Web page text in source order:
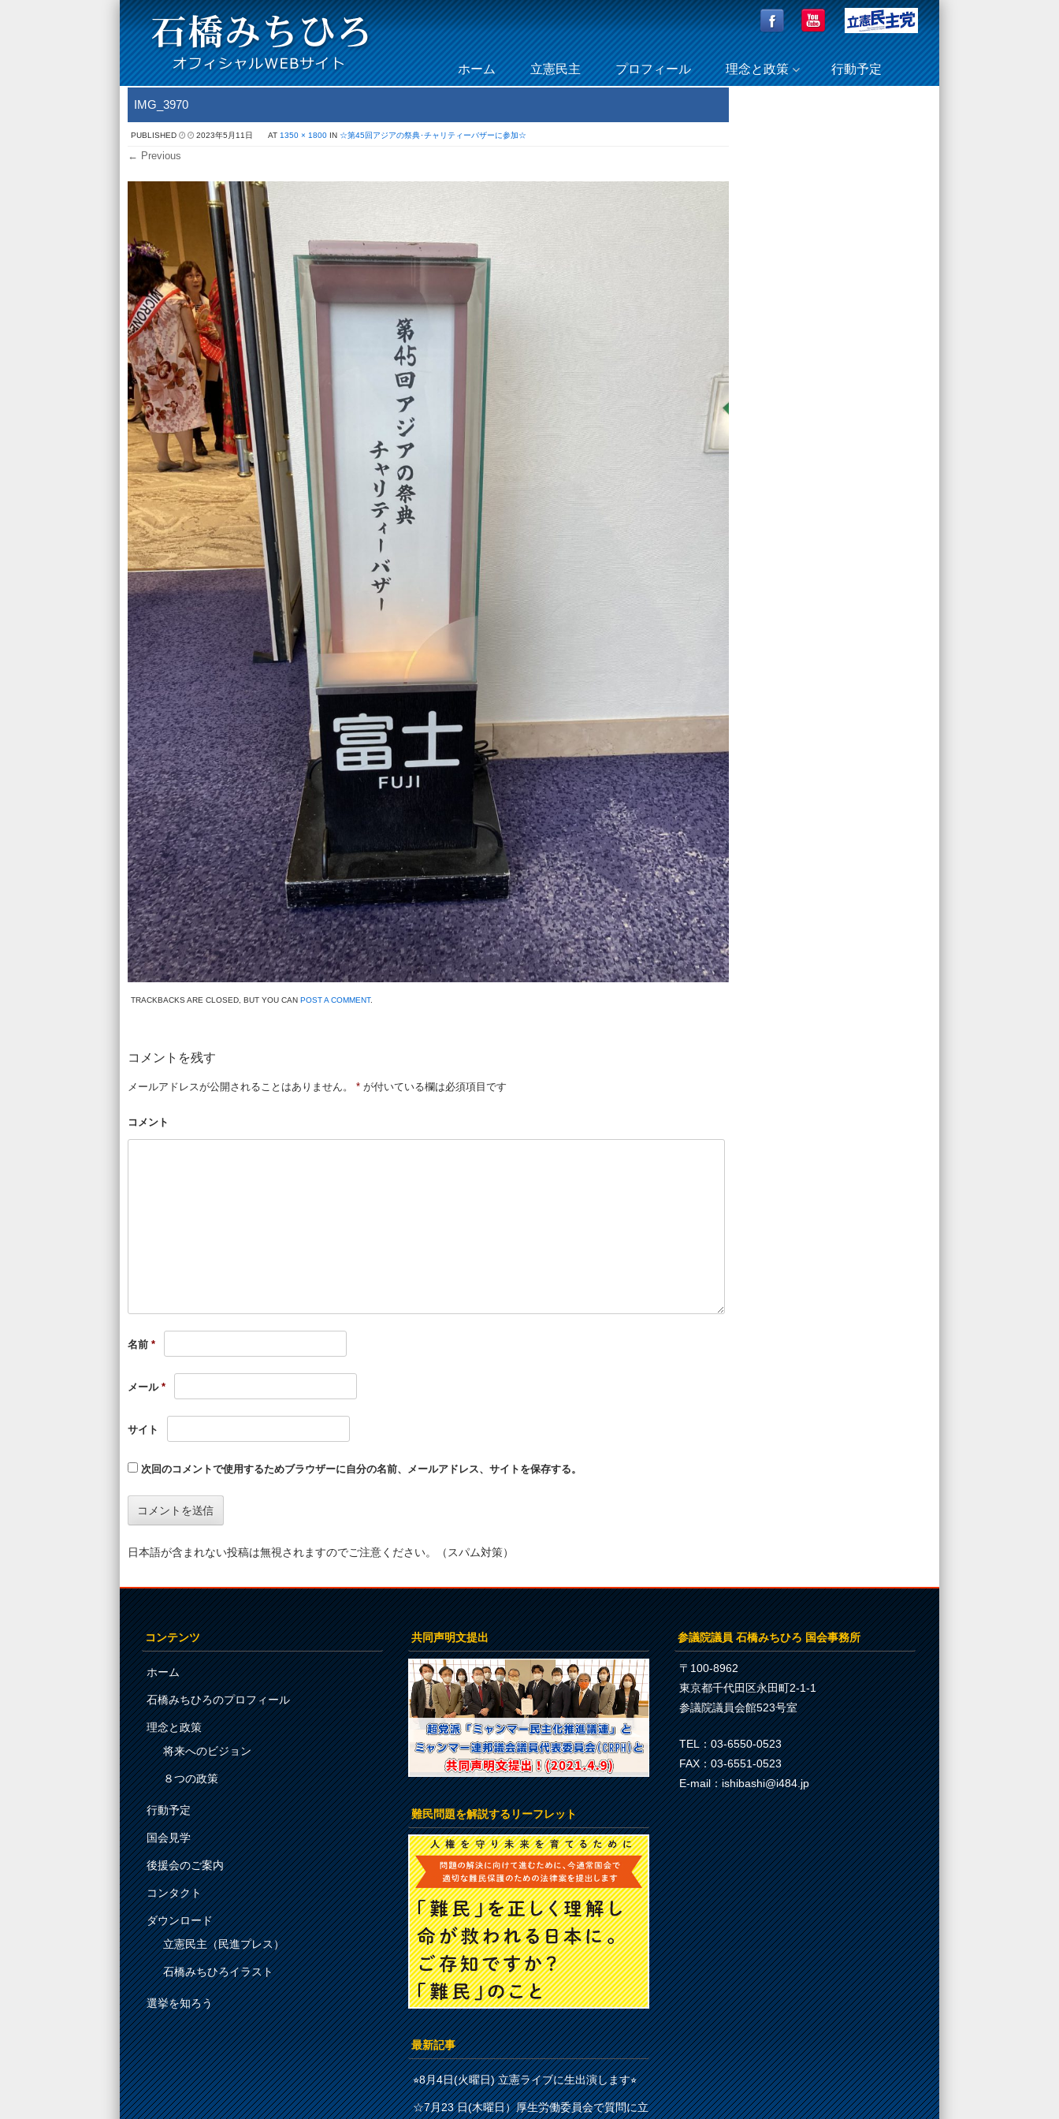
Menu
Skip to content
ホーム 立憲民主 プロフィール 理念と政策 行動予定
IMG_3970
PUBLISHED 2023年5月11日 AT 1350 × 1800 IN ☆第45回アジアの祭典･チャリティーバザーに参加☆
← Previous
TRACKBACKS ARE CLOSED, BUT YOU CAN POST A COMMENT.
コメントを残す
メールアドレスが公開されることはありません。 * が付いている欄は必須項目です
コメント
名前 *
メール *
サイト
次回のコメントで使用するためブラウザーに自分の名前、メールアドレス、サイトを保存する。
日本語が含まれない投稿は無視されますのでご注意ください。（スパム対策）
コンテンツ
ホーム
石橋みちひろのプロフィール
理念と政策
将来へのビジョン
８つの政策
行動予定
国会見学
後援会のご案内
コンタクト
ダウンロード
立憲民主（民進プレス）
石橋みちひろイラスト
選挙を知ろう
共同声明文提出
難民問題を解説するリーフレット
最新記事
⭐︎8月4日(火曜日) 立憲ライブに生出演します⭐︎
☆7月23 日(木曜日）厚生労働委員会で質問に立
参議院議員 石橋みちひろ 国会事務所
〒100-8962
東京都千代田区永田町2-1-1
参議院議員会館523号室
TEL：03-6550-0523
FAX：03-6551-0523
E-mail：ishibashi@i484.jp